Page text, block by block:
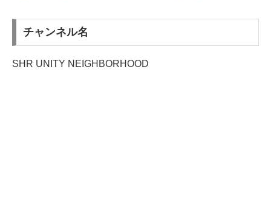
チャンネル名
SHR UNITY NEIGHBORHOOD